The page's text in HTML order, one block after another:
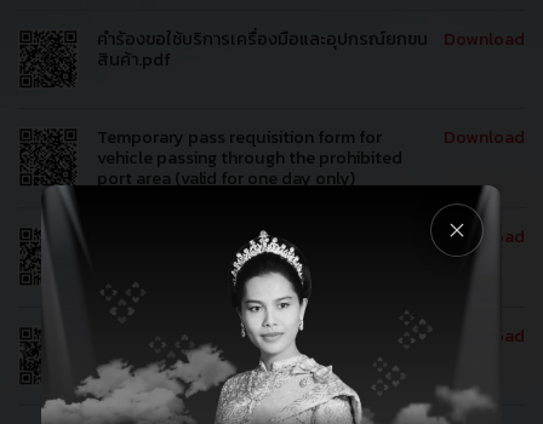
คำร้องขอใช้บริการเครื่องมือและอุปกรณ์ยกขน
สินค้า.pdf
Download
Temporary pass requisition form for
vehicle passing through the prohibited
port area (valid for one day only)
Download
Pass requisition form for vehicle passing
through the prohibited port area ( Valid
until the vessel departure )
Download
คำร้องขอเช่าเรือบริการ.pdf Download